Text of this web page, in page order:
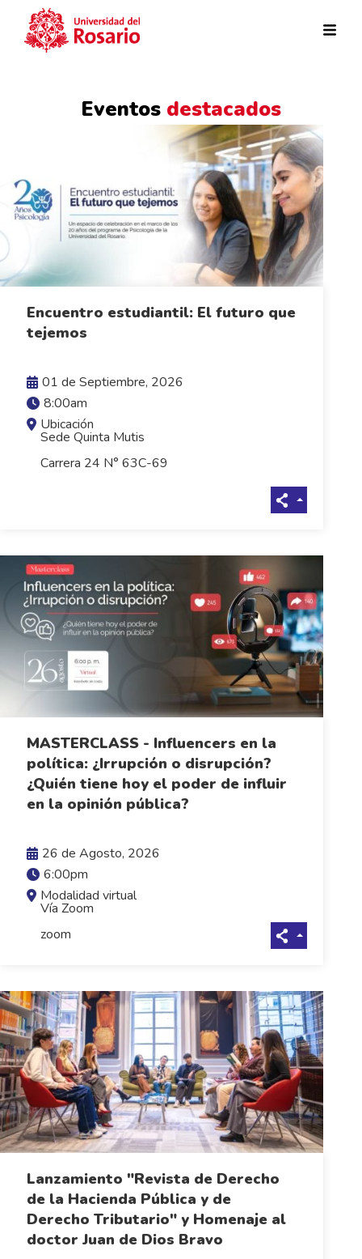
Eventos destacados
Encuentro estudiantil: El futuro que
tejemos
01 de Septiembre, 2026
8:00am
Ubicación
Sede Quinta Mutis
Carrera 24 N° 63C-69
VER MÁS
MASTERCLASS - Influencers en la
política: ¿Irrupción o disrupción?
¿Quién tiene hoy el poder de influir
en la opinión pública?
26 de Agosto, 2026
6:00pm
Modalidad virtual
Vía Zoom
zoom
VER MÁS
Lanzamiento "Revista de Derecho
de la Hacienda Pública y de
Derecho Tributario" y Homenaje al
doctor Juan de Dios Bravo